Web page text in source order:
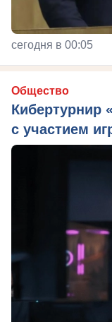
сегодня в 00:05
Общество
Кибертурнир
с участием